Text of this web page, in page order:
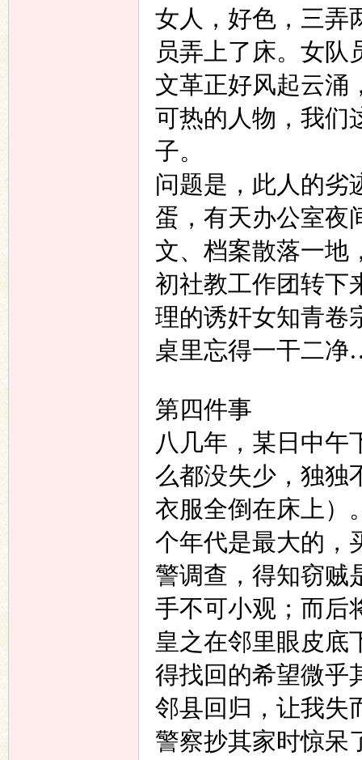
女人，好色，三弄
员弄上了床。女队
文革正好风起云涌
可热的人物，我们
子。
问题是，此人的劣
蛋，有天办公室夜
文、档案散落一地
初社教工作团转下
理的诱奸女知青卷
桌里忘得一干二
第四件事
八几年，某日中午
么都没失少，独独
衣服全倒在床上）
个年代是最大的，
警调查，得知窃贼
手不可小观；而后
皇之在邻里眼皮
得找回的希望微乎
邻县回归，让我失
警察抄其家时惊呆